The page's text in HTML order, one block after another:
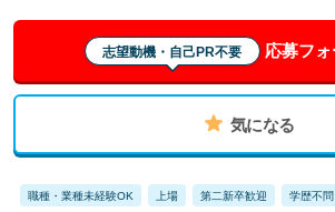
志望動機・自己PR不要 応募フォ
気になる
職種・業種未経験OK 上場 第二新卒歓迎 学歴不問